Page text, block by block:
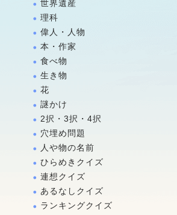
世界遺産
理科
偉人・人物
本・作家
食べ物
生き物
花
謎かけ
2択・3択・4択
穴埋め問題
人や物の名前
ひらめきクイズ
連想クイズ
あるなしクイズ
ランキングクイズ